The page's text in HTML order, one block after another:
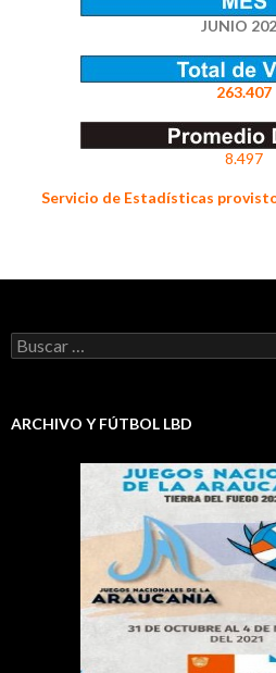
JUNIO
263.407
8.497
Servicio de Estadísticas
Buscar:
ARCHIVO Y FÚTBOL LBD